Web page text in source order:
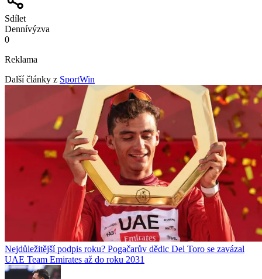
Sdílet
Dennívýzva
0
Reklama
Další články z SportWin
Nejdůležitější podpis roku? Pogačarův dědic Del Toro se zavázal
UAE Team Emirates až do roku 2031